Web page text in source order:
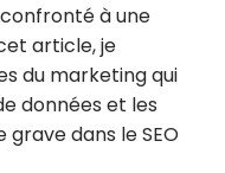
à une
article, je
du marketing qui
données et les
dans le SEO